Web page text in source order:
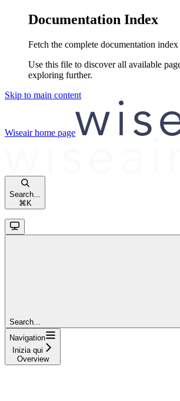
Documentation Index
Fetch the complete documentation index
Use this file to discover all available
exploring further.
Skip to main content
Wiseairhome page
Search...
⌘ K
Search...
Navigation
Inizia qui
Overview